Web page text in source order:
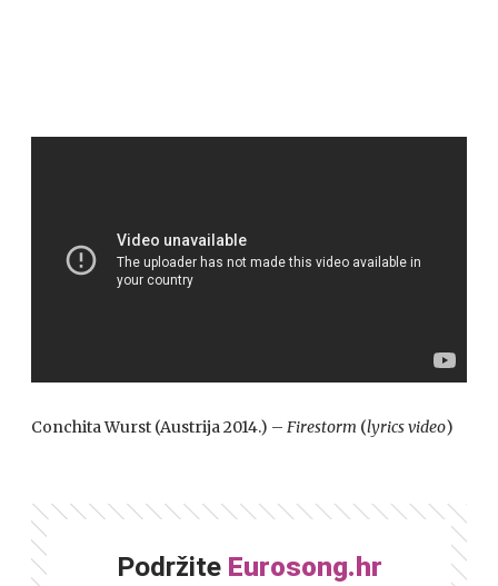
Conchita Wurst (Austrija 2014.) – Firestorm (lyrics video)
Podržite Eurosong.hr